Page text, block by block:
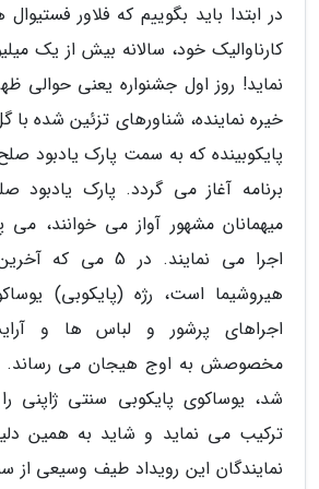
در ابتدا باید بگوییم که فلاور
کارناوالیک خود، سالانه بیش از یک
خیره نماینده، شناورهای تزئین شده با
پایکوبینده که به سمت پارک یادبود
برنامه آغاز می گردد. پارک
میهمانان مشهور آواز می خوانند، می
اجرا می نمایند. در
هیروشیما است، رژه (پایکوبی)
اجراهای پرشور و لباس ها و
مخصوصش به اوج هیجان می رساند.
شد، یوساکوی پایکوبی سنتی ژاپنی
ترکیب می نماید و شاید به همین
نمایندگان این رویداد طیف وسیعی از